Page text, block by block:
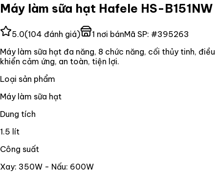
Máy làm sữa hạt Hafele HS-B151NW
5.0(104 đánh giá) 1 nơi bánMã SP: #395263
Máy làm sữa hạt đa năng, 8 chức năng, cối thủy tinh, điều
khiển cảm ứng, an toàn, tiện lợi.
Loại sản phẩm
Máy làm sữa hạt
Dung tích
1.5 lít
Công suất
Xay: 350W - Nấu: 600W